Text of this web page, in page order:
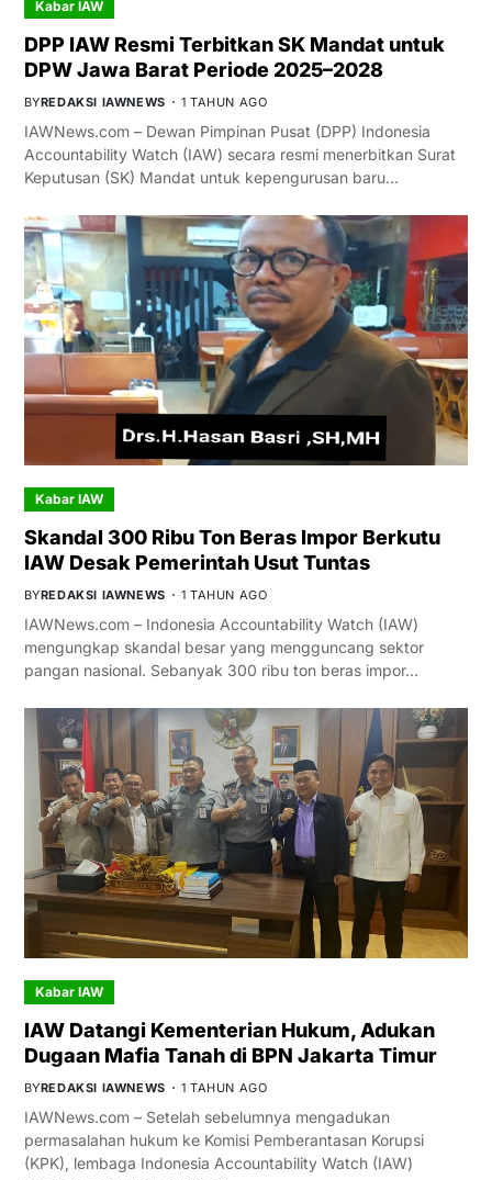
Kabar IAW
DPP IAW Resmi Terbitkan SK Mandat untuk
DPW Jawa Barat Periode 2025–2028
BYREDAKSI IAWNEWS 1 TAHUN AGO
IAWNews.com – Dewan Pimpinan Pusat (DPP) Indonesia
Accountability Watch (IAW) secara resmi menerbitkan Surat
Keputusan (SK) Mandat untuk kepengurusan baru…
Kabar IAW
Skandal 300 Ribu Ton Beras Impor Berkutu
IAW Desak Pemerintah Usut Tuntas
BYREDAKSI IAWNEWS 1 TAHUN AGO
IAWNews.com – Indonesia Accountability Watch (IAW)
mengungkap skandal besar yang mengguncang sektor
pangan nasional. Sebanyak 300 ribu ton beras impor…
Kabar IAW
IAW Datangi Kementerian Hukum, Adukan
Dugaan Mafia Tanah di BPN Jakarta Timur
BYREDAKSI IAWNEWS 1 TAHUN AGO
IAWNews.com – Setelah sebelumnya mengadukan
permasalahan hukum ke Komisi Pemberantasan Korupsi
(KPK), lembaga Indonesia Accountability Watch (IAW)